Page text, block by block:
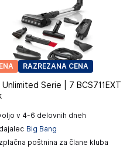
RAZREZANA CENA
Unlimited Serie | 7 BCS711EXT
v 4-6 delovnih dneh
Big Bang
poštnina za člane kluba